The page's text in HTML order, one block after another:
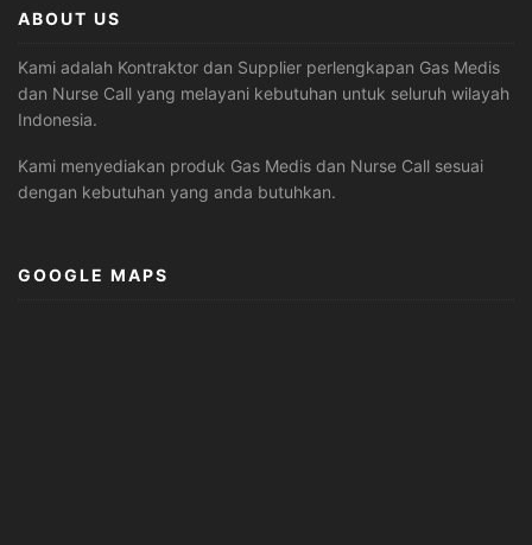
ABOUT US
Kami adalah Kontraktor dan Supplier perlengkapan Gas Medis
dan Nurse Call yang melayani kebutuhan untuk seluruh wilayah
Indonesia.
Kami menyediakan produk Gas Medis dan Nurse Call sesuai
dengan kebutuhan yang anda butuhkan.
GOOGLE MAPS